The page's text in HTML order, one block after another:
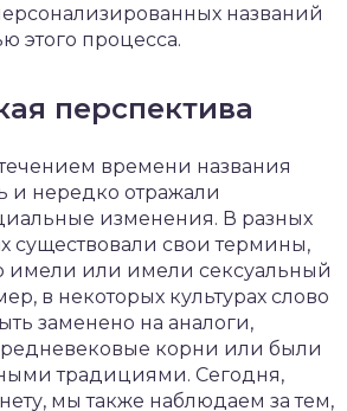
названий
этого процесса.
перспектива
времени названия
и нередко отражали
изменения. В разных
существовали свои термины,
имели или имели сексуальный
в некоторых культурах слово
заменено на аналоги,
корни или были
традициями. Сегодня,
мы также наблюдаем за тем,